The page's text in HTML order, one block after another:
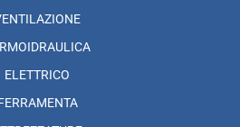
ELETTRICO